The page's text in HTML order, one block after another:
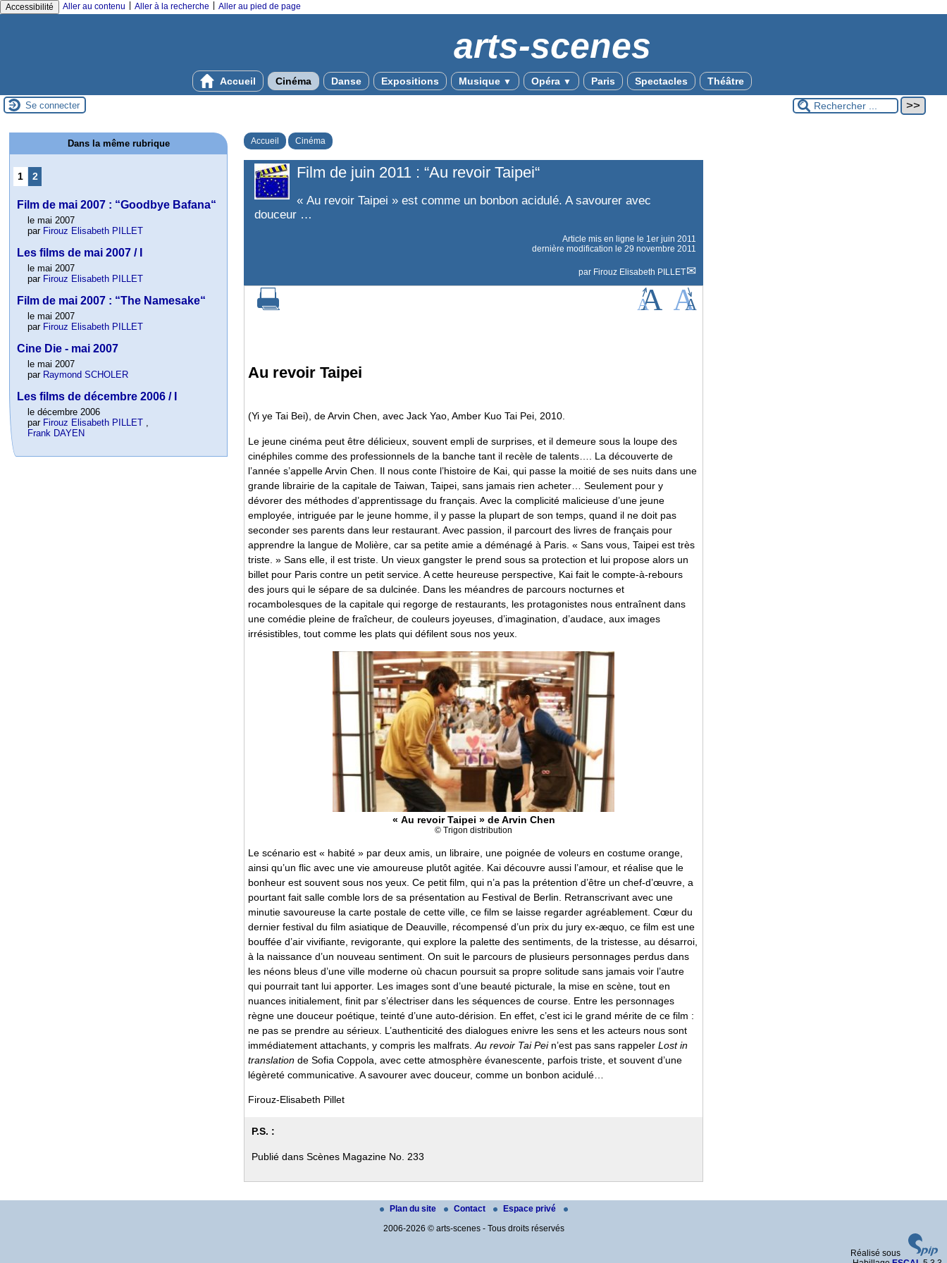
Accessibilité Aller au contenu Aller à la recherche Aller au pied de page
arts-scenes
Accueil Cinéma Danse Expositions Musique ▼ Opéra ▼ Paris Spectacles Théâtre
Se connecter
Accueil Cinéma
Film de juin 2011 : “Au revoir Taipei“
« Au revoir Taipei » est comme un bonbon acidulé. A savourer avec
douceur …
Article mis en ligne le 1er juin 2011
dernière modification le 29 novembre 2011
par Firouz Elisabeth PILLET
Au revoir Taipei
(Yi ye Tai Bei), de Arvin Chen, avec Jack Yao, Amber Kuo Tai Pei, 2010.
Le jeune cinéma peut être délicieux, souvent empli de surprises, et il demeure sous la loupe des
cinéphiles comme des professionnels de la banche tant il recèle de talents…. La découverte de
l’année s’appelle Arvin Chen. Il nous conte l’histoire de Kai, qui passe la moitié de ses nuits dans une
grande librairie de la capitale de Taiwan, Taipei, sans jamais rien acheter… Seulement pour y
dévorer des méthodes d’apprentissage du français. Avec la complicité malicieuse d’une jeune
employée, intriguée par le jeune homme, il y passe la plupart de son temps, quand il ne doit pas
seconder ses parents dans leur restaurant. Avec passion, il parcourt des livres de français pour
apprendre la langue de Molière, car sa petite amie a déménagé à Paris. « Sans vous, Taipei est très
triste. » Sans elle, il est triste. Un vieux gangster le prend sous sa protection et lui propose alors un
billet pour Paris contre un petit service. A cette heureuse perspective, Kai fait le compte-à-rebours
des jours qui le sépare de sa dulcinée. Dans les méandres de parcours nocturnes et
rocambolesques de la capitale qui regorge de restaurants, les protagonistes nous entraînent dans
une comédie pleine de fraîcheur, de couleurs joyeuses, d’imagination, d’audace, aux images
irrésistibles, tout comme les plats qui défilent sous nos yeux.
« Au revoir Taipei » de Arvin Chen
© Trigon distribution
Le scénario est « habité » par deux amis, un libraire, une poignée de voleurs en costume orange,
ainsi qu’un flic avec une vie amoureuse plutôt agitée. Kai découvre aussi l’amour, et réalise que le
bonheur est souvent sous nos yeux. Ce petit film, qui n’a pas la prétention d’être un chef-d’œuvre, a
pourtant fait salle comble lors de sa présentation au Festival de Berlin. Retranscrivant avec une
minutie savoureuse la carte postale de cette ville, ce film se laisse regarder agréablement. Cœur du
dernier festival du film asiatique de Deauville, récompensé d’un prix du jury ex-æquo, ce film est une
bouffée d’air vivifiante, revigorante, qui explore la palette des sentiments, de la tristesse, au désarroi,
à la naissance d’un nouveau sentiment. On suit le parcours de plusieurs personnages perdus dans
les néons bleus d’une ville moderne où chacun poursuit sa propre solitude sans jamais voir l’autre
qui pourrait tant lui apporter. Les images sont d’une beauté picturale, la mise en scène, tout en
nuances initialement, finit par s’électriser dans les séquences de course. Entre les personnages
règne une douceur poétique, teinté d’une auto-dérision. En effet, c’est ici le grand mérite de ce film :
ne pas se prendre au sérieux. L’authenticité des dialogues enivre les sens et les acteurs nous sont
immédiatement attachants, y compris les malfrats. Au revoir Tai Pein’est pas sans rappeler Lost in
translation de Sofia Coppola, avec cette atmosphère évanescente, parfois triste, et souvent d’une
légèreté communicative. A savourer avec douceur, comme un bonbon acidulé…
Firouz-Elisabeth Pillet
P.S. :
Publié dans Scènes Magazine No. 233
Dans la même rubrique
1 2
Film de mai 2007 : “Goodbye Bafana“
le mai 2007
par Firouz Elisabeth PILLET
Les films de mai 2007 / I
le mai 2007
par Firouz Elisabeth PILLET
Film de mai 2007 : “The Namesake“
le mai 2007
par Firouz Elisabeth PILLET
Cine Die - mai 2007
le mai 2007
par Raymond SCHOLER
Les films de décembre 2006 / I
le décembre 2006
par Firouz Elisabeth PILLET ,
Frank DAYEN
Plan du site Contact
Espace privé
2006-2026 © arts-scenes - Tous droits réservés
Réalisé sous